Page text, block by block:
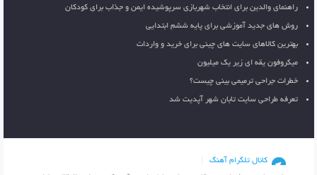
راهنمای والدین برای انتخاب شهربازی سرپوشیده ایمن و جذاب برای کودکان
روش های جدید آموزشی برای پایه ششم ابتدایی
بهترین کالاهای سایت های چینی برای خرید و واردات
میکروفون یقه ای زیر یک میلیون
خطرات جراحی ترمیمی بینی چیست؟
تعرفه طراحی سایت تابان شهر آپدیت شد
کانال تلگرام آهنگ